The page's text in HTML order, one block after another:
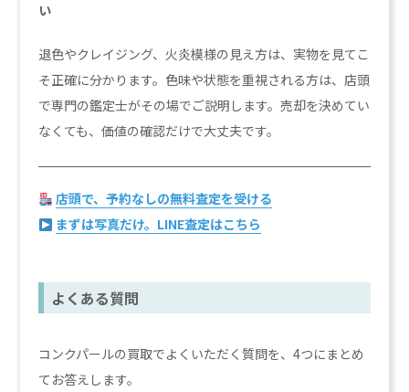
い
退色やクレイジング、火炎模様の見え方は、実物を見てこ
そ正確に分かります。色味や状態を重視される方は、店頭
で専門の鑑定士がその場でご説明します。売却を決めてい
なくても、価値の確認だけで大丈夫です。
店頭で、予約なしの無料査定を受ける
まずは写真だけ。LINE査定はこちら
よくある質問
コンクパールの買取でよくいただく質問を、4つにまとめ
てお答えします。